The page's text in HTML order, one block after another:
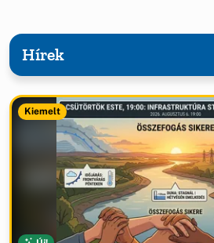
Hírek
Kiemelt